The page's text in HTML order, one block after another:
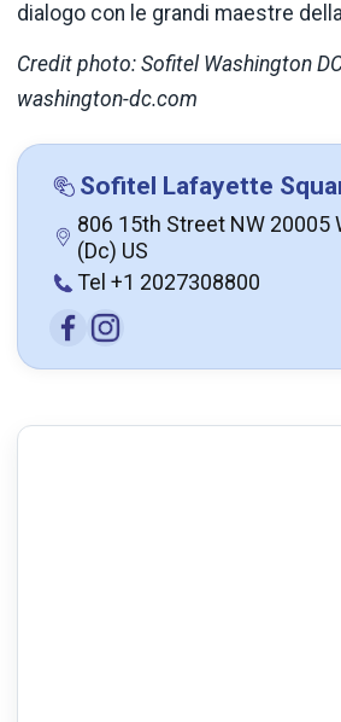
dialogo con le grandi maestre
Credit photo: Sofitel Washington
washington-dc.com
Sofitel Lafayette
806 15th Street NW 20005
(Dc) US
Tel +1 2027308800